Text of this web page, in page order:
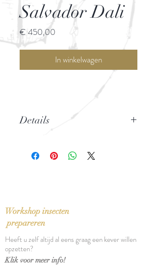
Salvador Dali
€ 450,00
In winkelwagen
Details
Bruno Paulussen
Workshop insecten
prepareren
Heeft u zelf altijd al eens graag een kever willen
opzetten?
Klik voor meer info!